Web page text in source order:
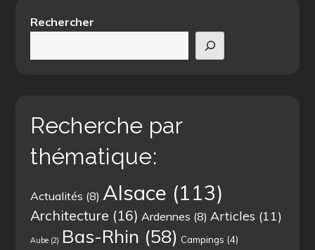
Rechercher
Recherche par
thématique:
Actualités (8) Alsace (113)
Architecture (16) Ardennes (8) Articles (11)
Aube (2) Bas-Rhin (58) Campings (4)